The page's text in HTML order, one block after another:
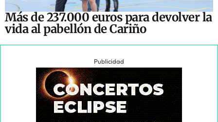
Más de 237.000 euros para devolver la
vida al pabellón de Cariño
Publicidad